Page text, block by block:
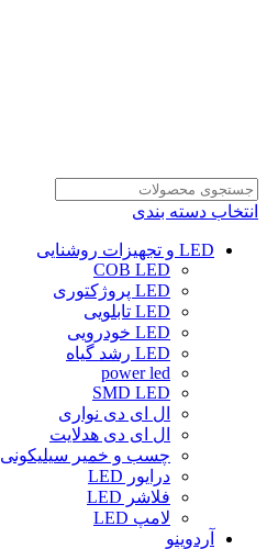
انتخاب دسته بندی
LED و تجهیزات روشنایی
COB LED
LED پروژکتوری
LED تابلویی
LED خودرویی
LED رشد گیاه
power led
SMD LED
ال ای دی نواری
ال ای دی هدلایت
چسب و خمیر سیلیکونی
درایور LED
فلاشر LED
لامپ LED
آردوینو